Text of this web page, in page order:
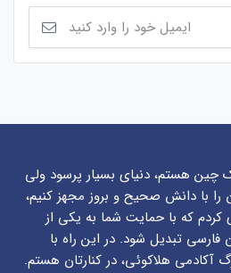
چین هستم، دنیای بسیار پرسود ولی
با دانش صحیح و بروز مجهز کنیم،
کردم که با حمایت شما به یکی از
فارسی تبدیل شود. در این راه با
آکادمی هلاکوئی، در کنارتان هستم.